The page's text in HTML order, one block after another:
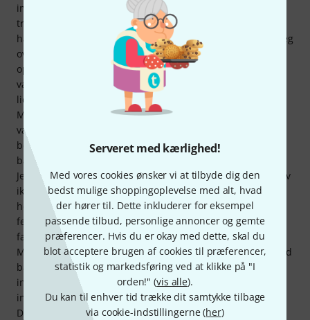
Serveret med kærlighed!
Med vores cookies ønsker vi at tilbyde dig den
bedst mulige shoppingoplevelse med alt, hvad
der hører til. Dette inkluderer for eksempel
passende tilbud, personlige annoncer og gemte
præferencer. Hvis du er okay med dette, skal du
blot acceptere brugen af cookies til præferencer,
statistik og markedsføring ved at klikke på "I
orden!" (vis alle).
Du kan til enhver tid trække dit samtykke tilbage
via cookie-indstillingerne (her)
imponeret over det. Jeg havde brug for et ordentligt
trommesæt. Men hvilket et skulle jeg vælge? Jeg ville ikke
have et helt billigt et, så jeg kiggede i mellemprisklassen. Jeg
overvejede Paiste, Pearl og Sonor... og gennem Thomann
opdagede jeg også Drum Craft. Da jeg ikke kendte mærket,
var jeg naturligvis lidt skeptisk, men jeg kunne også godt
lide udseendet. Efter lidt omfattende research så jeg, at
Mike Terrana også havde lagt navn til det, og flere videoer
var overbevisende med hensyn til lyd. Jeg endte med at
bestille "Impulz"-sættet på grund af den ekstra arm og
bækken. Bækkenet er godt, Millenium-armen er elendigt...
Jeg erstattede det med et Gibraltar-bækken ;-). Men jeg blev
ikke skuffet. Lyden er præcis, hvad jeg ønskede (jeg spiller
heavy metal). Masser af slagkraft og kraft. Håndværket er
fejlfrit. Alt er perfekt. Stemmeskruerne er, når de spændes
fast i hånden, bundsolide... hvilket ikke kan siges om
Millennium-armen. Jeg har siden tilføjet to ekstra arme med
bækkener til hvert af bækkenstativene, og der er absolut
ingen vaklen. Jeg bestilte også et stativ fra Pearl, og der er
ingen forskel i kvaliteten. Jeg købte også ekstra tammer fra
Drum Crafts nyere serie, og de passer perfekt lydmæssigt.